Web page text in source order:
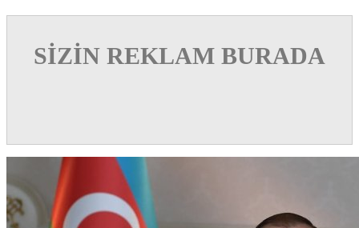
SİZİN REKLAM BURADA